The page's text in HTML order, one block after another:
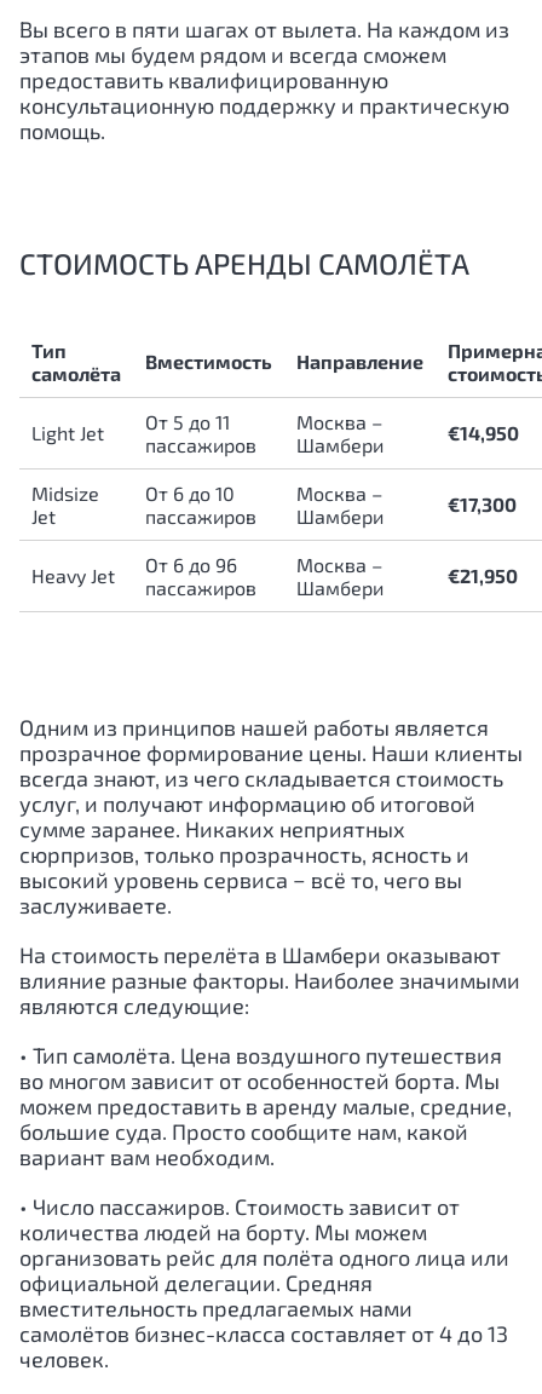
Вы всего в пяти шагах от вылета. На каждом из
этапов мы будем рядом и всегда сможем
предоставить квалифицированную
консультационную поддержку и практическую
помощь.
СТОИМОСТЬ АРЕНДЫ САМОЛЁТА
Тип
самолёта
Вместимость Направление
Light Jet
От 5 до 11
пассажиров
Москва –
Шамбери
€14,950
Midsize
Jet
От 6 до 10
пассажиров
Москва –
Шамбери
€17,300
Heavy Jet
От 6 до 96
пассажиров
Москва –
Шамбери
€21,950
Одним из принципов нашей работы является
прозрачное формирование цены. Наши клиенты
всегда знают, из чего складывается стоимость
услуг, и получают информацию об итоговой
сумме заранее. Никаких неприятных
сюрпризов, только прозрачность, ясность и
высокий уровень сервиса − всё то, чего вы
заслуживаете.
На стоимость перелёта в Шамбери оказывают
влияние разные факторы. Наиболее значимыми
являются следующие:
• Тип самолёта. Цена воздушного путешествия
во многом зависит от особенностей борта. Мы
можем предоставить в аренду малые, средние,
большие суда. Просто сообщите нам, какой
вариант вам необходим.
• Число пассажиров. Стоимость зависит от
количества людей на борту. Мы можем
организовать рейс для полёта одного лица или
официальной делегации. Средняя
вместительность предлагаемых нами
самолётов бизнес-класса составляет от 4 до 13
человек.